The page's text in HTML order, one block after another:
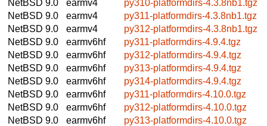
NetBSD 9.0
earmv4
py310-platformdirs-4.3.8nb1.tgz
NetBSD 9.0
earmv4
py311-platformdirs-4.3.8nb1.tgz
NetBSD 9.0
earmv4
py312-platformdirs-4.3.8nb1.tgz
NetBSD 9.0
earmv6hf
py311-platformdirs-4.9.4.tgz
NetBSD 9.0
earmv6hf
py312-platformdirs-4.9.4.tgz
NetBSD 9.0
earmv6hf
py313-platformdirs-4.9.4.tgz
NetBSD 9.0
earmv6hf
py314-platformdirs-4.9.4.tgz
NetBSD 9.0
earmv6hf
py311-platformdirs-4.10.0.tgz
NetBSD 9.0
earmv6hf
py312-platformdirs-4.10.0.tgz
NetBSD 9.0
earmv6hf
py313-platformdirs-4.10.0.tgz